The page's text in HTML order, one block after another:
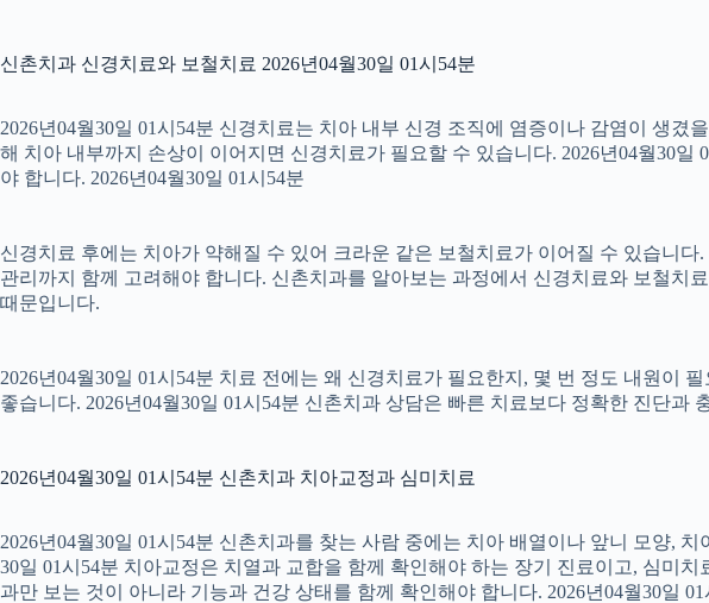
신촌치과 신경치료와 보철치료 2026년04월30일 01시54분
2026년04월30일 01시54분 신경치료는 치아 내부 신경 조직에 염증이나 감염이 생
해 치아 내부까지 손상이 이어지면 신경치료가 필요할 수 있습니다. 2026년04월30
야 합니다. 2026년04월30일 01시54분
신경치료 후에는 치아가 약해질 수 있어 크라운 같은 보철치료가 이어질 수 있습니
관리까지 함께 고려해야 합니다. 신촌치과를 알아보는 과정에서 신경치료와 보철치
때문입니다.
2026년04월30일 01시54분 치료 전에는 왜 신경치료가 필요한지, 몇 번 정도 내원이
좋습니다. 2026년04월30일 01시54분 신촌치과 상담은 빠른 치료보다 정확한 진단
2026년04월30일 01시54분 신촌치과 치아교정과 심미치료
2026년04월30일 01시54분 신촌치과를 찾는 사람 중에는 치아 배열이나 앞니 모양,
30일 01시54분 치아교정은 치열과 교합을 함께 확인해야 하는 장기 진료이고, 심미
과만 보는 것이 아니라 기능과 건강 상태를 함께 확인해야 합니다. 2026년04월30일 01